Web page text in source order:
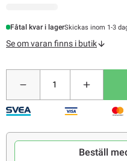
Fåtal kvar i lagerSkickas inom 1-3
Se om varan finns i butik
Beställ